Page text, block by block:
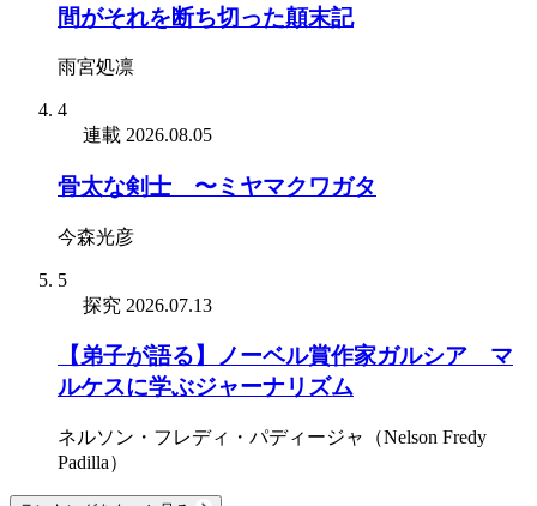
間がそれを断ち切った顛末記
雨宮処凛
4
連載 2026.08.05
骨太な剣士 〜ミヤマクワガタ
今森光彦
5
探究 2026.07.13
【弟子が語る】ノーベル賞作家ガルシア゠マ
ルケスに学ぶジャーナリズム
ネルソン・フレディ・パディージャ（Nelson Fredy
Padilla）